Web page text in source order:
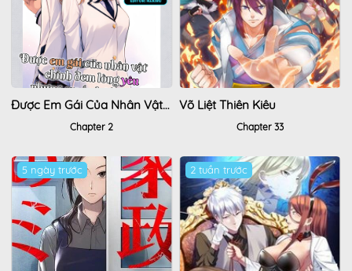
Được Em Gái Của Nhân Vật Chính Đem Lòng Yêu Nhưng Em Ấy Lại Là Yandere.
Chapter 2
Võ Liệt Thiên Kiêu
Chapter 33
5 ngày trước 2 tuần trước